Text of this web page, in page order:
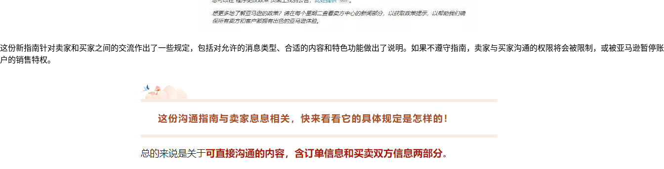
这份新指南针对卖家和买家之间的交流作出了一些规定，包括对允许的消息类型、合适的内容和特色功能做出了说明。如果不遵守指南，卖家与买家沟通的权限将会被限制，或被亚马逊暂停账
户的销售特权。